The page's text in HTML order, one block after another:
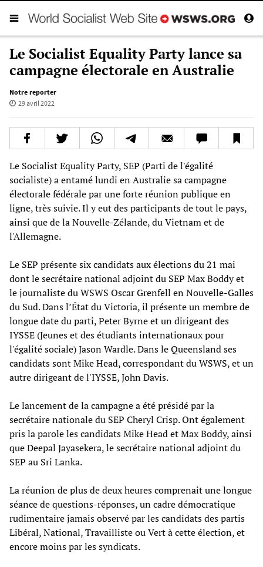
Le Socialist Equality Party lance sa
campagne électorale en Australie
Notre reporter
29 avril 2022
Le Socialist Equality Party, SEP (Parti de l'égalité
socialiste) a entamé lundi en Australie sa campagne
électorale fédérale par une forte réunion publique en
ligne, très suivie. Il y eut des participants de tout le pays,
ainsi que de la Nouvelle-Zélande, du Vietnam et de
l'Allemagne.
Le SEP présente six candidats aux élections du 21 mai
dont le secrétaire national adjoint du SEP Max Boddy et
le journaliste du WSWS Oscar Grenfell en Nouvelle-Galles
du Sud. Dans l’État du Victoria, il présente un membre de
longue date du parti, Peter Byrne et un dirigeant des
IYSSE (Jeunes et des étudiants internationaux pour
l'égalité sociale) Jason Wardle. Dans le Queensland ses
candidats sont Mike Head, correspondant du WSWS, et un
autre dirigeant de l'IYSSE, John Davis.
Le lancement de la campagne a été présidé par la
secrétaire nationale du SEP Cheryl Crisp. Ont également
pris la parole les candidats Mike Head et Max Boddy, ainsi
que Deepal Jayasekera, le secrétaire national adjoint du
SEP au Sri Lanka.
La réunion de plus de deux heures comprenait une longue
séance de questions-réponses, un cadre démocratique
rudimentaire jamais observé par les candidats des partis
Libéral, National, Travailliste ou Vert à cette élection, et
encore moins par les syndicats.